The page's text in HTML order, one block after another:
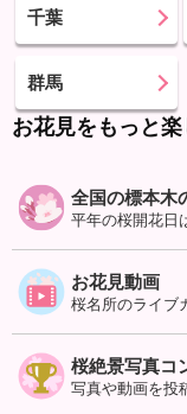
千葉
群馬
お花見をもっと
全国の標本木
平年の桜開花日
お花見動画
桜名所のライブ
桜絶景写真コ
写真や動画を投